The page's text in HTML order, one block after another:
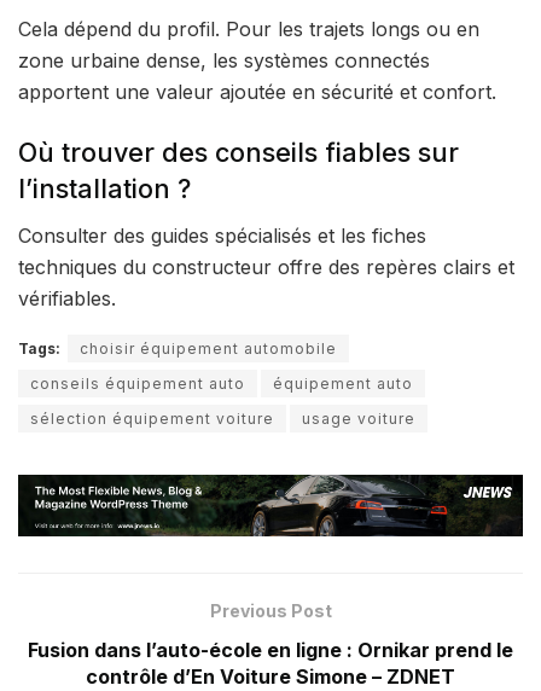
Cela dépend du profil. Pour les trajets longs ou en
zone urbaine dense, les systèmes connectés
apportent une valeur ajoutée en sécurité et confort.
Où trouver des conseils fiables sur
l’installation ?
Consulter des guides spécialisés et les fiches
techniques du constructeur offre des repères clairs et
vérifiables.
Tags:
choisir équipement automobile
conseils équipement auto
équipement auto
sélection équipement voiture
usage voiture
Previous Post
Fusion dans l’auto-école en ligne : Ornikar prend le
contrôle d’En Voiture Simone – ZDNET